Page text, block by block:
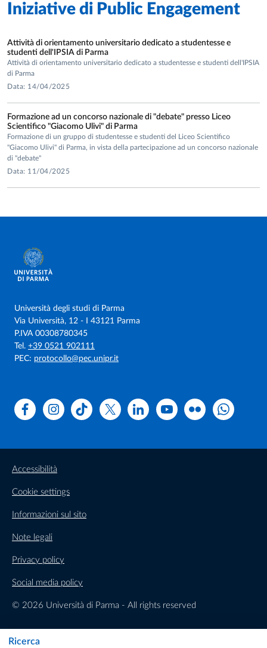
Ricerca
Iniziative di Public Engagement
Attività di orientamento universitario dedicato a studentesse e
studenti dell'IPSIA di Parma
Attività di orientamento universitario dedicato a studentesse e studenti dell'IPSIA
di Parma
Data: 14/04/2025
Formazione ad un concorso nazionale di "debate" presso Liceo
Scientifico "Giacomo Ulivi" di Parma
Formazione di un gruppo di studentesse e studenti del Liceo Scientifico
"Giacomo Ulivi" di Parma, in vista della partecipazione ad un concorso nazionale
di "debate"
Data: 11/04/2025
Università degli studi di Parma
Via Università, 12 - I 43121 Parma
P.IVA 00308780345
Tel. +39 0521 902111
PEC: protocollo@pec.unipr.it
FacebookInstagramTikTok X LinkedinYoutubeFlickr
Accessibilità
Cookie settings
Informazioni sul sito
Note legali
Privacy policy
Social media policy
© 2026 Università di Parma - All rights reserved